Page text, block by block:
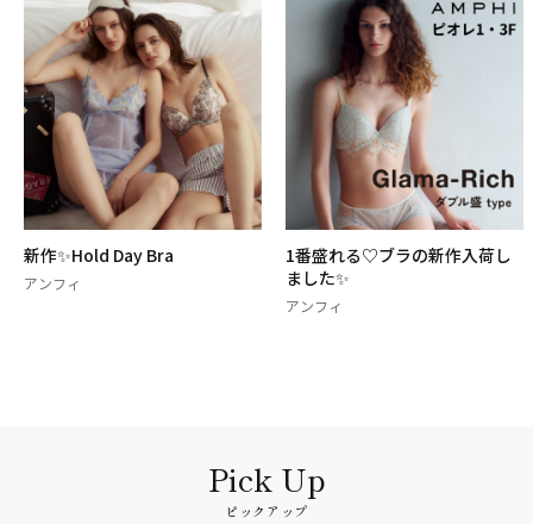
新作✨Hold Day Bra
アンフィ
1番盛れる♡ブラの新作入荷し
ました✨
アンフィ
ピックアップ